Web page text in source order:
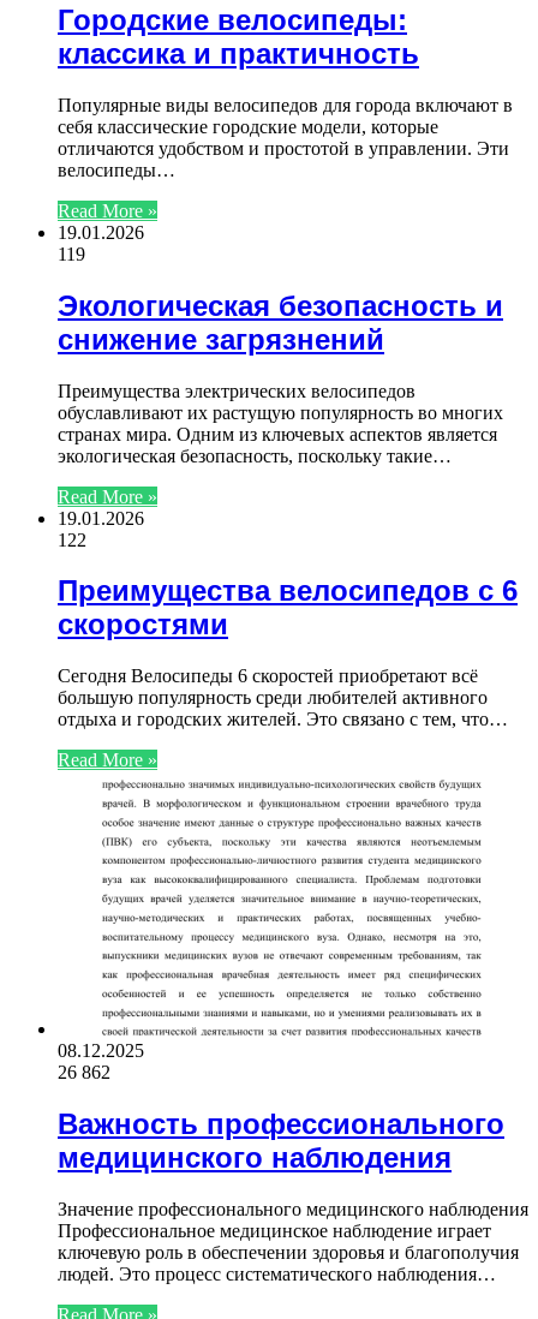
Городские велосипеды:
классика и практичность
Популярные виды велосипедов для города включают в
себя классические городские модели, которые
отличаются удобством и простотой в управлении. Эти
велосипеды…
Read More »
19.01.2026
119
Экологическая безопасность и
снижение загрязнений
Преимущества электрических велосипедов
обуславливают их растущую популярность во многих
странах мира. Одним из ключевых аспектов является
экологическая безопасность, поскольку такие…
Read More »
19.01.2026
122
Преимущества велосипедов с 6
скоростями
Сегодня Велосипеды 6 скоростей приобретают всё
большую популярность среди любителей активного
отдыха и городских жителей. Это связано с тем, что…
Read More »
08.12.2025
26 862
Важность профессионального
медицинского наблюдения
Значение профессионального медицинского наблюдения
Профессиональное медицинское наблюдение играет
ключевую роль в обеспечении здоровья и благополучия
людей. Это процесс систематического наблюдения…